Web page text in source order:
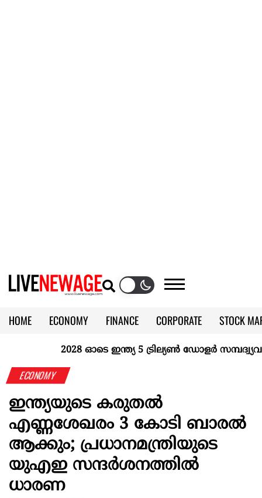
HOME ECONOMY FINANCE CORPORATE
STOCK
KERALA @70
2028 ഓടെ ഇന്ത്യ 5 ട്രില്യണ്‍ ഡോളര്‍
ECONOMY
ഇന്ത്യയുടെ കരുതൽ
എണ്ണശേഖരം 3 കോടി ബാരൽ
ആക്കും; പ്രധാനമന്ത്രിയുടെ
യുഎഇ സന്ദർശനത്തിൽ
ധാരണ